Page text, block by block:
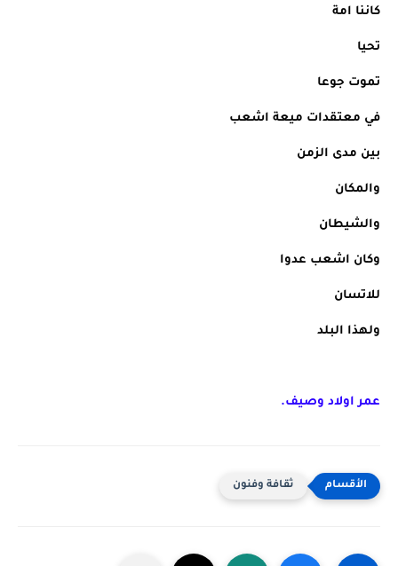
كاننا امة
تحيا
تموت جوعا
في معتقدات ميعة اشعب
بين مدى الزمن
والمكان
والشيطان
وكان اشعب عدوا
للاتسان
ولهذا البلد
عمر اولاد وصيف.
ثقافة وفنون